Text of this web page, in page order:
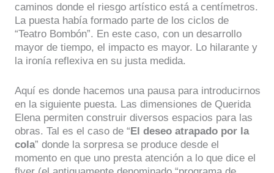
caminos donde el riesgo artístico está a centímetros.
La puesta había formado parte de los ciclos de
“Teatro Bombón”. En este caso, con un desarrollo
mayor de tiempo, el impacto es mayor. Lo hilarante y
la ironía reflexiva en su justa medida.
Aquí es donde hacemos una pausa para introducirnos
en la siguiente puesta. Las dimensiones de Querida
Elena permiten construir diversos espacios para las
obras. Tal es el caso de “ El deseo atrapado por la
cola” donde la sorpresa se produce desde el
momento en que uno presta atención a lo que dice el